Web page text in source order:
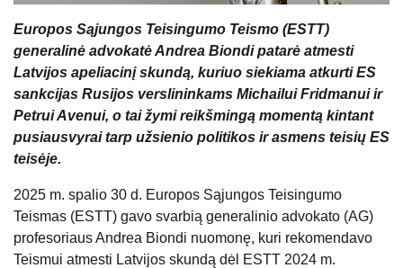
Europos Sąjungos Teisingumo Teismo (ESTT)
generalinė advokatė Andrea Biondi patarė atmesti
Latvijos apeliacinį skundą, kuriuo siekiama atkurti ES
sankcijas Rusijos verslininkams Michailui Fridmanui ir
Petrui Avenui, o tai žymi reikšmingą momentą kintant
pusiausvyrai tarp užsienio politikos ir asmens teisių ES
teisėje.
2025 m. spalio 30 d. Europos Sąjungos Teisingumo
Teismas (ESTT) gavo svarbią generalinio advokato (AG)
profesoriaus Andrea Biondi nuomonę, kuri rekomendavo
Teismui atmesti Latvijos skundą dėl ESTT 2024 m.